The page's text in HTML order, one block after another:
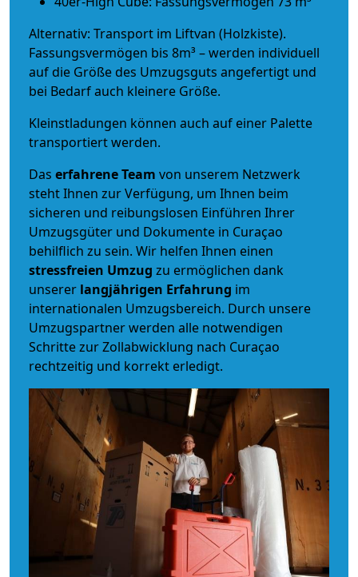
Alternativ: Transport im Liftvan (Holzkiste).
Fassungsvermögen bis 8m³ – werden individuell
auf die Größe des Umzugsguts angefertigt und
bei Bedarf auch kleinere Größe.
Kleinstladungen können auch auf einer Palette
transportiert werden.
Das erfahrene Team von unserem Netzwerk
steht Ihnen zur Verfügung, um Ihnen beim
sicheren und reibungslosen Einführen Ihrer
Umzugsgüter und Dokumente in Curaçao
behilflich zu sein. Wir helfen Ihnen einen
stressfreien Umzug zu ermöglichen dank
unserer langjährigen Erfahrung im
internationalen Umzugsbereich. Durch unsere
Umzugspartner werden alle notwendigen
Schritte zur Zollabwicklung nach Curaçao
rechtzeitig und korrekt erledigt.